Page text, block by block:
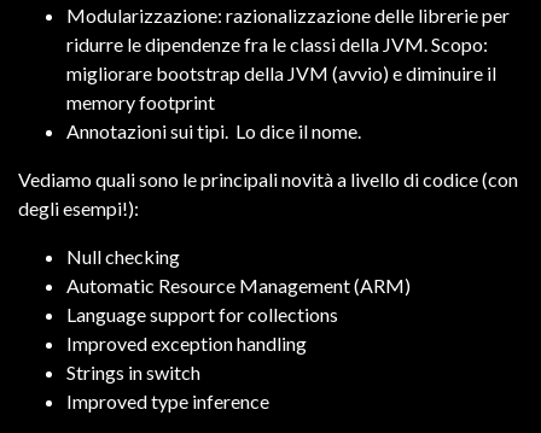
Modularizzazione: razionalizzazione delle librerie per
ridurre le dipendenze fra le classi della JVM. Scopo:
migliorare bootstrap della JVM (avvio) e diminuire il
memory footprint
Annotazioni sui tipi. Lo dice il nome.
Vediamo quali sono le principali novità a livello di codice (con
degli esempi!):
Null checking
Automatic Resource Management (ARM)
Language support for collections
Improved exception handling
Strings in switch
Improved type inference